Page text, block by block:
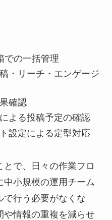
での一括管理
・リーチ・エンゲージ
確認
よる投稿予定の確認
設定による定型対応
で、日々の作業フロ
小規模の運用チーム
で行う必要がなくな
や情報の重複を減らせ